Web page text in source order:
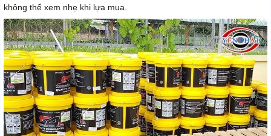
không thể xem nhẹ khi lựa mua.